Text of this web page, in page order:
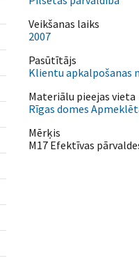
Veikšanas laiks
2007
Pasūtītājs
Klientu apkalpošanas
Materiālu pieejas vieta
Rīgas domes
Mērķis
M17 Efektīvas